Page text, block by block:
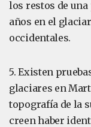
los restos de una
años en el
occidentales.
5. Existen
glaciares en
topografía de la
creen haber